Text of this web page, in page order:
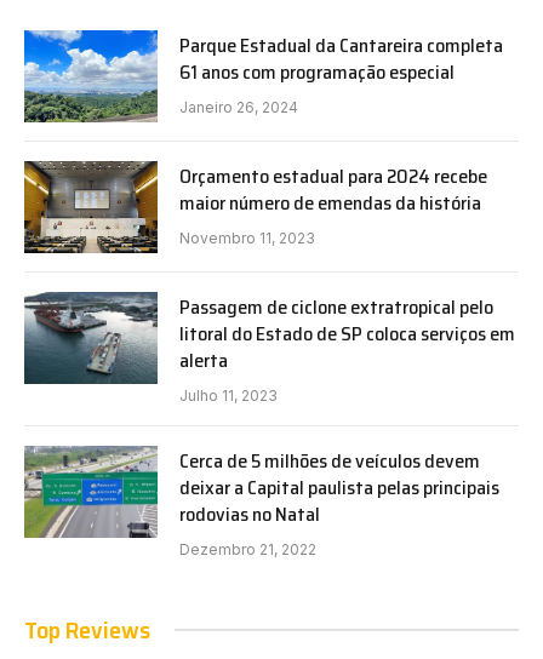
Parque Estadual da Cantareira completa
61 anos com programação especial
Janeiro 26, 2024
Orçamento estadual para 2024 recebe
maior número de emendas da história
Novembro 11, 2023
Passagem de ciclone extratropical pelo
litoral do Estado de SP coloca serviços em
alerta
Julho 11, 2023
Cerca de 5 milhões de veículos devem
deixar a Capital paulista pelas principais
rodovias no Natal
Dezembro 21, 2022
Top Reviews